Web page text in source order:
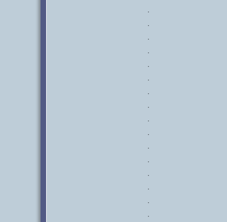
·
·
·
·
·
·
·
·
·
·
·
·
·
·
·
·